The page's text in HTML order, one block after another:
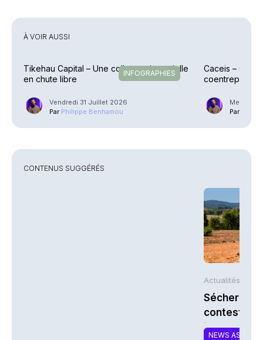
À VOIR AUSSI
INFOGRAPHIES
Tikehau Capital – Une collecte trimestrielle
en chute libre
Vendredi 31 Juillet 2026
Par Philippe Benhamou
Caceis –
coentreprise
Mercredi
Par
CONTENUS SUGGÉRÉS
Actualités AFP
contestent
NEWS